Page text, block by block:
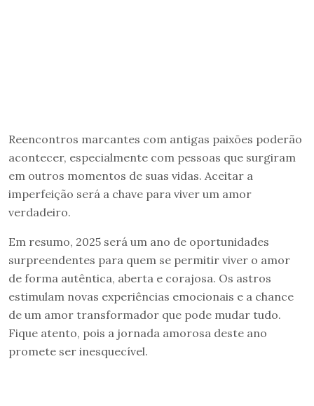
Reencontros marcantes com antigas paixões poderão
acontecer, especialmente com pessoas que surgiram
em outros momentos de suas vidas. Aceitar a
imperfeição será a chave para viver um amor
verdadeiro.
Em resumo, 2025 será um ano de oportunidades
surpreendentes para quem se permitir viver o amor
de forma autêntica, aberta e corajosa. Os astros
estimulam novas experiências emocionais e a chance
de um amor transformador que pode mudar tudo.
Fique atento, pois a jornada amorosa deste ano
promete ser inesquecível.